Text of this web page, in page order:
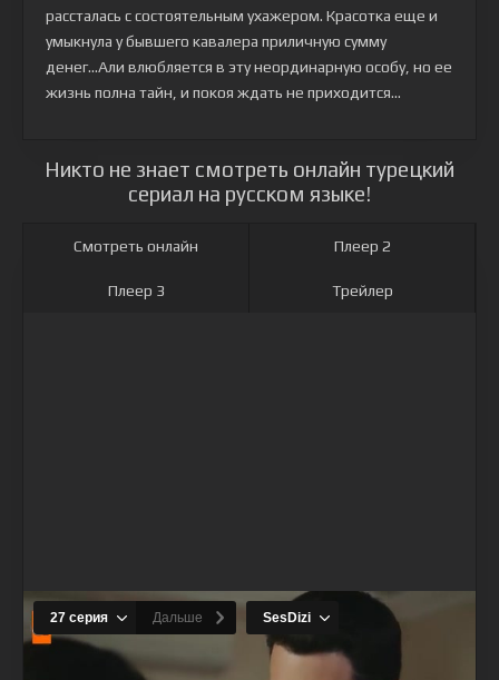
рассталась с состоятельным ухажером. Красотка еще и
умыкнула у бывшего кавалера приличную сумму
денег...Али влюбляется в эту неординарную особу, но ее
жизнь полна тайн, и покоя ждать не приходится...
Никто не знает смотреть онлайн турецкий
сериал на русском языке!
Смотреть онлайн Плеер 2
Плеер 3 Трейлер